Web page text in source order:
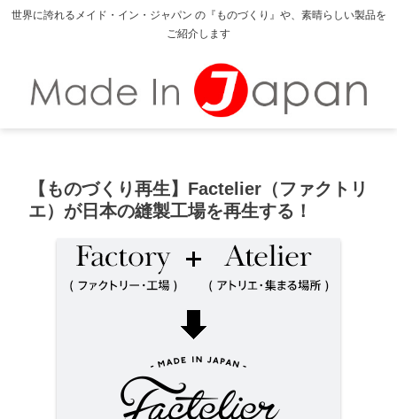
世界に誇れるメイド・イン・ジャパン の『ものづくり』や、素晴らしい製品を
ご紹介します
【ものづくり再生】Factelier（ファクトリ
エ）が日本の縫製工場を再生する！